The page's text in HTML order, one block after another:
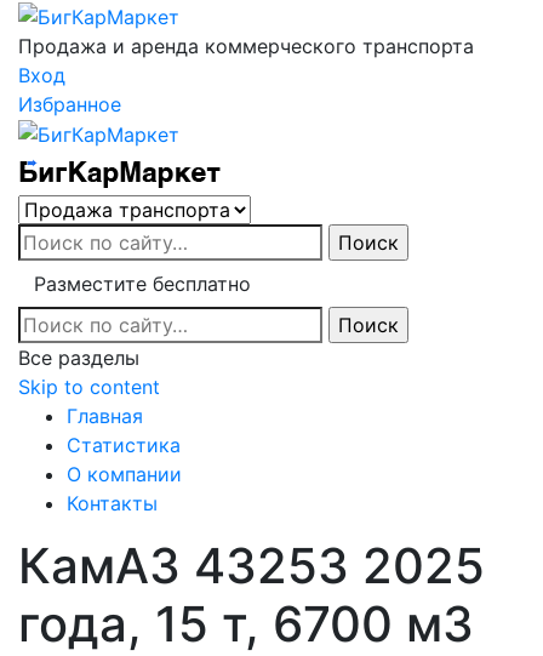
Продажа и аренда коммерческого транспорта
Вход
Избранное
Разместите бесплатно
Все разделы
Skip to content
Главная
Статистика
О компании
Контакты
КамАЗ 43253 2025
года, 15 т, 6700 м3